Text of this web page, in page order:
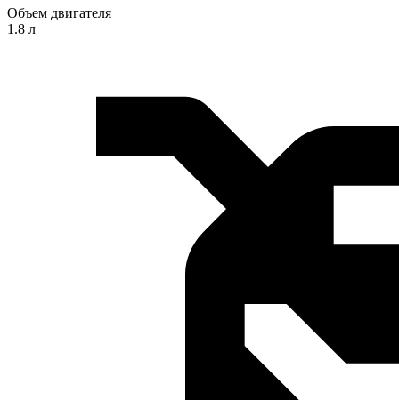
Объем двигателя
1.8 л